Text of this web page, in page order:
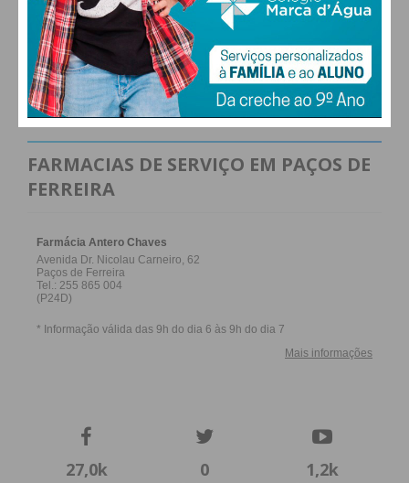
ALTERAR
FARMACIAS DE SERVIÇO EM PAÇOS DE
FERREIRA
27,0k 0 1,2k